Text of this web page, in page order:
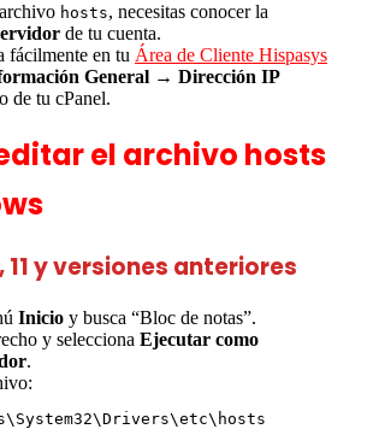
hosts, necesitas conocer la
de tu cuenta.
fácilmente en tu Área de Cliente Hispasys
General → Dirección IP
de tu cPanel.
el archivo hosts
11 y versiones anteriores
Inicio y busca “Bloc de notas”.
y selecciona Ejecutar como
.